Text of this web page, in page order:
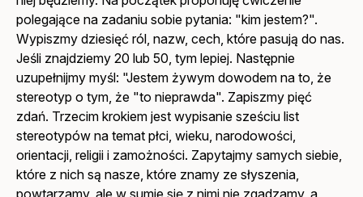
polegające na zadaniu sobie pytania: "kim jestem?".
Wypiszmy dziesięć ról, nazw, cech, które pasują do nas.
Jeśli znajdziemy 20 lub 50, tym lepiej. Następnie
uzupełnijmy myśl: "Jestem żywym dowodem na to, że
stereotyp o tym, że "to nieprawda". Zapiszmy pięć
zdań. Trzecim krokiem jest wypisanie sześciu list
stereotypów na temat płci, wieku, narodowości,
orientacji, religii i zamożności. Zapytajmy samych siebie,
które z nich są nasze, które znamy ze słyszenia,